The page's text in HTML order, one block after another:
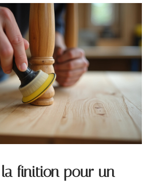
finition pour un